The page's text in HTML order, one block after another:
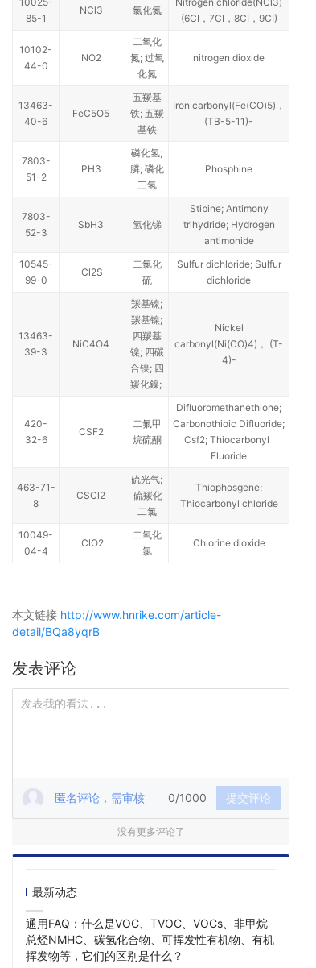
85-1
NCl3 氯化氮
(6CI，7CI，8CI，9CI)
10102-
44-0
NO2
二氧化
氮; 过氧
化氮
nitrogen dioxide
13463-
40-6
FeC5O5
五羰基
铁; 五羰
基铁
Iron carbonyl(Fe(CO)5)，
(TB-5-11)-
7803-
51-2
PH3
磷化氢;
膦; 磷化
三氢
Phosphine
7803-
52-3
SbH3 氢化锑
Stibine; Antimony
trihydride; Hydrogen
antimonide
10545-
99-0
Cl2S
二氯化
硫
Sulfur dichloride; Sulfur
dichloride
13463-
39-3
NiC4O4
羰基镍;
羰基镍;
四羰基
镍; 四碳
合镍; 四
羰化鎳;
Nickel
carbonyl(Ni(CO)4)， (T-
4)-
420-
32-6
CSF2
二氟甲
烷硫酮
Difluoromethanethione;
Carbonothioic Difluoride;
Csf2; Thiocarbonyl
Fluoride
463-71-
8
CSCl2
硫光气;
硫羰化
二氯
Thiophosgene;
Thiocarbonyl chloride
10049-
04-4
ClO2
二氧化
氯
Chlorine dioxide
本文链接 http://www.hnrike.com/article-
detail/BQa8yqrB
发表评论
匿名评论，需审核 0/1000 提交评论
没有更多评论了
最新动态
通用FAQ：什么是VOC、TVOC、VOCs、非甲烷
总烃NMHC、碳氢化合物、可挥发性有机物、有机
挥发物等，它们的区别是什么？